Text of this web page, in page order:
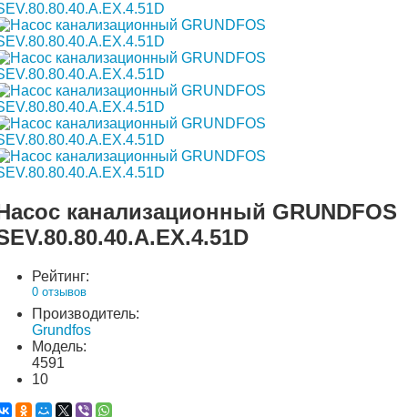
канализационный GRUNDFOS
Рейтинг:
0 отзывов
Производитель:
Grundfos
Модель:
4591
10